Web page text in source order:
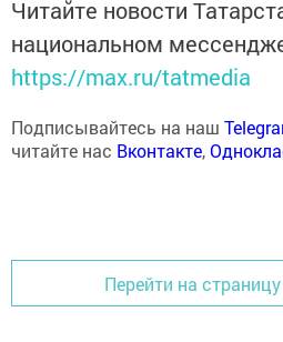
Читайте новости
национальном
https://max.ru/tatmedia
Подписывайтесь на наш
читайте нас Вконтакте,
Перейти на